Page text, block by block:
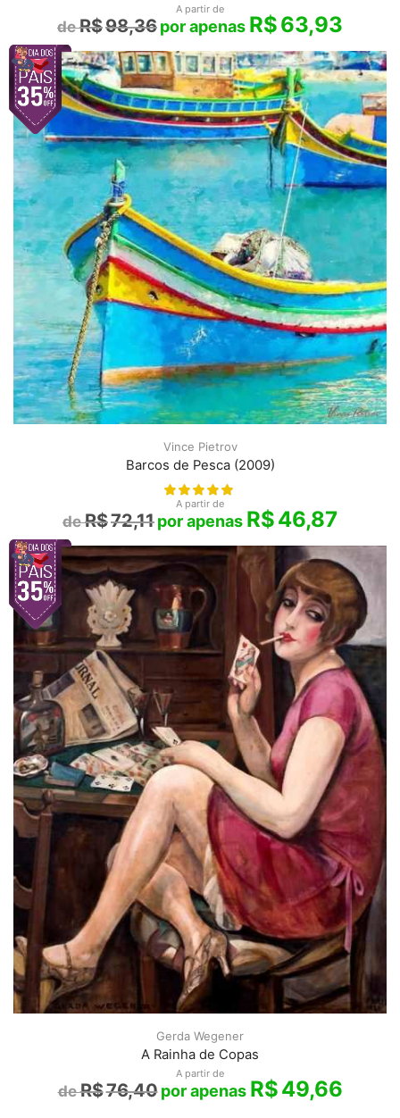
A partir de
R$98,36 R$63,93
Vince Pietrov
Barcos de Pesca (2009)
A partir de
R$72,11 R$46,87
Gerda Wegener
A Rainha de Copas
A partir de
R$76,40 R$49,66